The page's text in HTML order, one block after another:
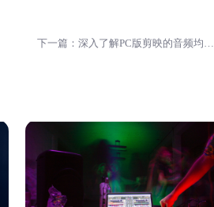
下一篇：深入了解PC版剪映的音频均衡器选项